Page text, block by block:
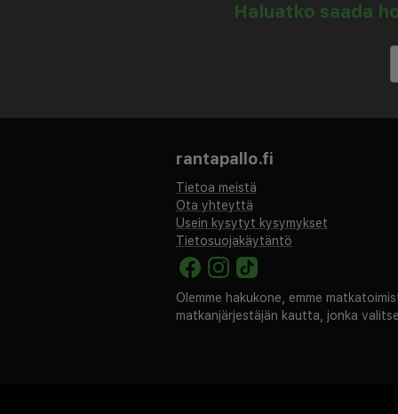
Haluatko saada
rantapallo.fi
Tietoa meistä
Ota yhteyttä
Usein kysytyt kysymykset
Tietosuojakäytäntö
Olemme hakukone, emme
matkanjärjestäjän kautta, jonka